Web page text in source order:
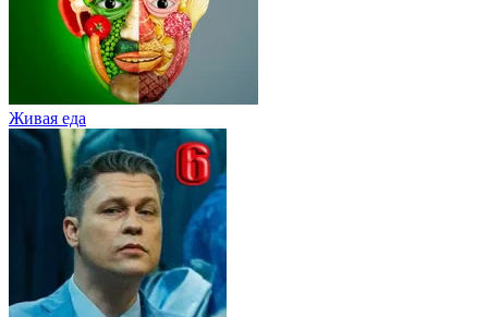
Живaя eдa